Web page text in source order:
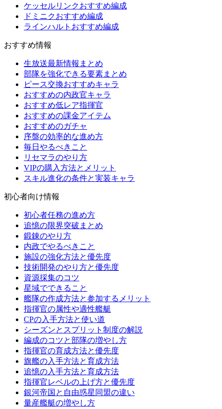
ケッセルリンクおすすめ編成
ドミニクおすすめ編成
ラインハルトおすすめ編成
おすすめ情報
生放送最新情報まとめ
部隊を強化できる要素まとめ
ピース交換おすすめキャラ
おすすめの内政官キャラ
おすすめ低レア指揮官
おすすめの課金アイテム
おすすめのガチャ
序盤の効率的な進め方
毎日やるべきこと
リセマラのやり方
VIPの購入方法とメリット
スキル進化の条件と実装キャラ
初心者向け情報
初心者任務の進め方
追憶の限界突破まとめ
鍛錬のやり方
内政でやるべきこと
施設の強化方法と優先度
技術開発のやり方と優先度
資源採集のコツ
星域でできること
艦隊の作成方法と参加するメリット
指揮官の属性や適性艦艇
CPの入手方法と使い道
シーズンとスプリット制度の解説
編成のコツと部隊の増やし方
指揮官の育成方法と優先度
旗艦の入手方法と育成方法
追憶の入手方法と育成方法
指揮官レベルの上げ方と優先度
銀河帝国と自由惑星同盟の違い
量産艦艇の増やし方